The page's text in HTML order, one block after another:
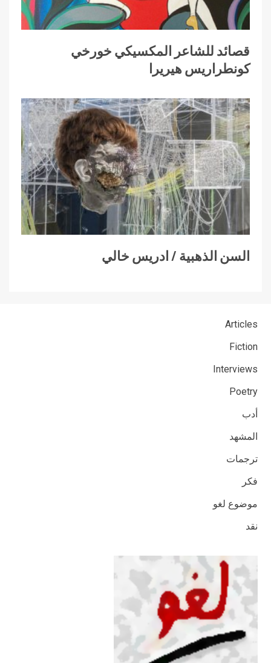
قصائد للشاعر المكسيكي خورخي
كونطراريس هيريرا
السن الذهبية / ادريس خالي
Articles
Fiction
Interviews
Poetry
أدب
المشهد
ترجمات
فكر
موضوع لغو
نقد